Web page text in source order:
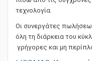
πίσω από τις
τεχνολογία.
Οι συνεργάτες
όλη τη διάρκεια του
γρήγορες και μη